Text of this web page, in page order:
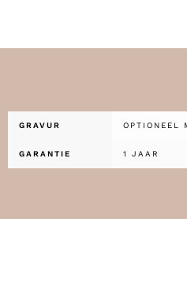
GRAVUR OPTIONEEL
GARANTIE 1 JAAR